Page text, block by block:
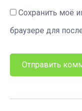
Сохранить моё
браузере для